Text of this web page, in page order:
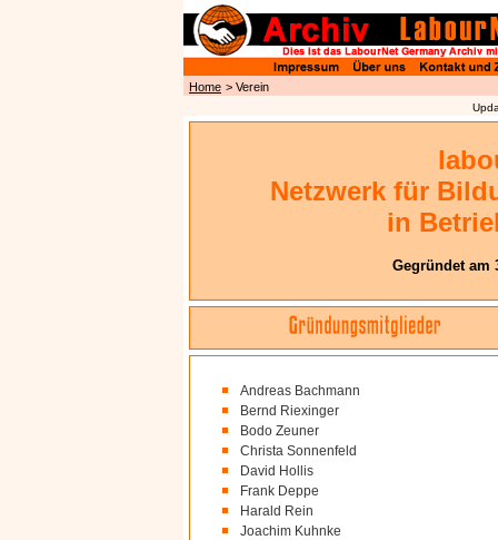
Home > Verein
Netzwerk für
in
Gegründet am
Andreas Bachmann
Bernd Riexinger
Bodo Zeuner
Christa Sonnenfeld
David Hollis
Frank Deppe
Harald Rein
Joachim Kuhnke